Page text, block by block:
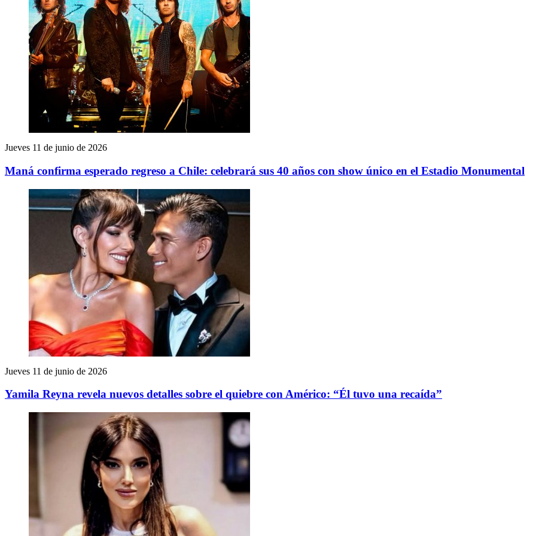
Jueves 11 de junio de 2026
Maná confirma esperado regreso a Chile: celebrará sus 40 años con show único en el Estadio Monumental
Jueves 11 de junio de 2026
Yamila Reyna revela nuevos detalles sobre el quiebre con Américo: “Él tuvo una recaída”